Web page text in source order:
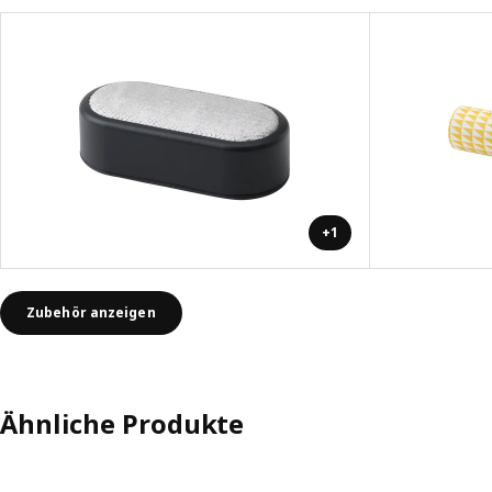
+1
Zubehör anzeigen
Ähnliche Produkte